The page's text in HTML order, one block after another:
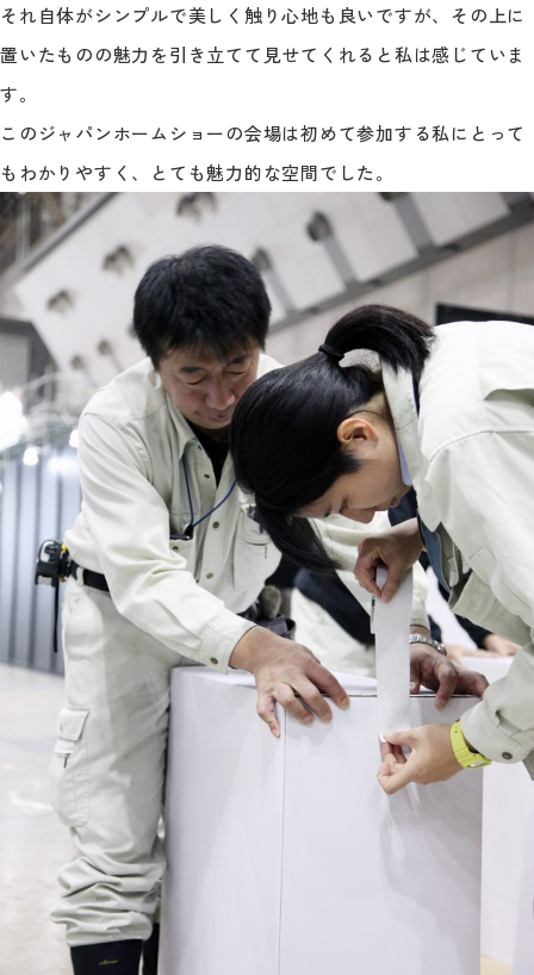
それ自体がシンプルで美しく触り心地も良いですが、その上に
置いたものの魅力を引き立てて見せてくれると私は感じていま
す。
このジャパンホームショーの会場は初めて参加する私にとって
もわかりやすく、とても魅力的な空間でした。